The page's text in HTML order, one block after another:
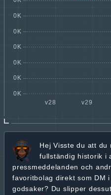
Hej Visste du att du
fullständig historik i
pressmeddelanden och
favoritbolag direkt som DM
godsaker? Du slipper